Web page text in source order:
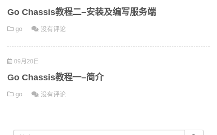
Go Chassis教程二–安装及编写服务端
go 没有评论
09月20日
Go Chassis教程一–简介
go 没有评论